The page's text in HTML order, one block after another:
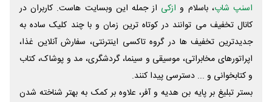
اسنپ شاپ، باسلام و ازکی از جمله این وبسایت ‌هاست. کاربران در
کانال تخفیف می توانند در کوتاه ترین زمان و با چند کلیک ساده به
جدیدترین تخفیف ها در گروه تاکسی اینترنتی، سفارش آنلاین غذا،
اپراتورهای مخابراتی، موسیقی و سینما، گردشگری، مد و پوشاک، کتاب
و کتابخوانی و ... دسترسی پیدا کنند.
بستر تبلیغ بر پایه بن هدیه و آفر، علاوه بر کمک به بهتر شناخته شدن